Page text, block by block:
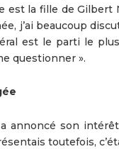
est la fille de Gilbert
j’ai beaucoup
est le parti le
questionner ».
annoncé son
toutefois,